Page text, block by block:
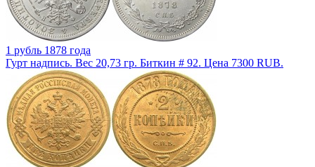
1 рубль 1878 года
Гурт надпись. Вес 20,73 гр. Биткин # 92. Цена 7300 RUB.